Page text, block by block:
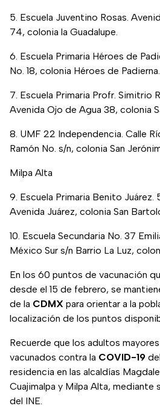
5. Escuela Juventino Rosas.
74, colonia la Guadalupe.
6. Escuela Primaria Héroes de
No. 18, colonia Héroes de Padierna.
7. Escuela Primaria Profr. Simitrio
Avenida Ojo de Agua 38, colonia
8. UMF 22 Independencia. Calle
Ramón No. s/n, colonia San
Milpa Alta
9. Escuela Primaria Benito Juárez.
Avenida Juárez, colonia San
10. Escuela Secundaria No. 37
México Sur s/n Barrio La Luz,
En los 60 puntos de vacunación
desde el 15 de febrero, se
de la CDMX para orientar a la
localización de los puntos
Recuerde que los adultos
vacunados contra la COVID-19
residencia en las alcaldías
Cuajimalpa y Milpa Alta,
del INE.